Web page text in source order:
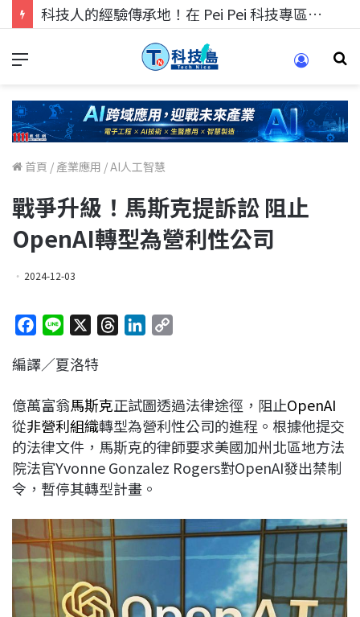
科技人的經驗傳承地！在 Pei Pei 科技專區，與學弟妹交流最硬核的技術
首頁 / 產業應用 /AI人工智慧
戰爭升級！馬斯克提訴訟 阻止
OpenAI轉型為營利性公司
2024-12-03
c
b
o
o
k
n
a
d
s
e
d
I
n
L
i
n
k
編譯／夏洛特
億萬富翁馬斯克正試圖透過法律途徑，阻止OpenAI
從非營利組織轉型為營利性公司的進程。根據他提交
的法律文件，馬斯克的律師要求美國加州北區地方法
院法官Yvonne Gonzalez Rogers對OpenAI發出禁制
令，暫停其轉型計畫。